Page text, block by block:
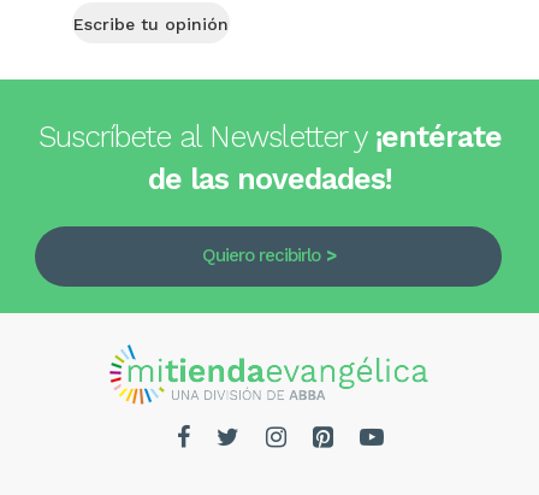
Escribe tu opinión
Suscríbete al Newsletter y ¡entérate
de las novedades!
Quiero recibirlo